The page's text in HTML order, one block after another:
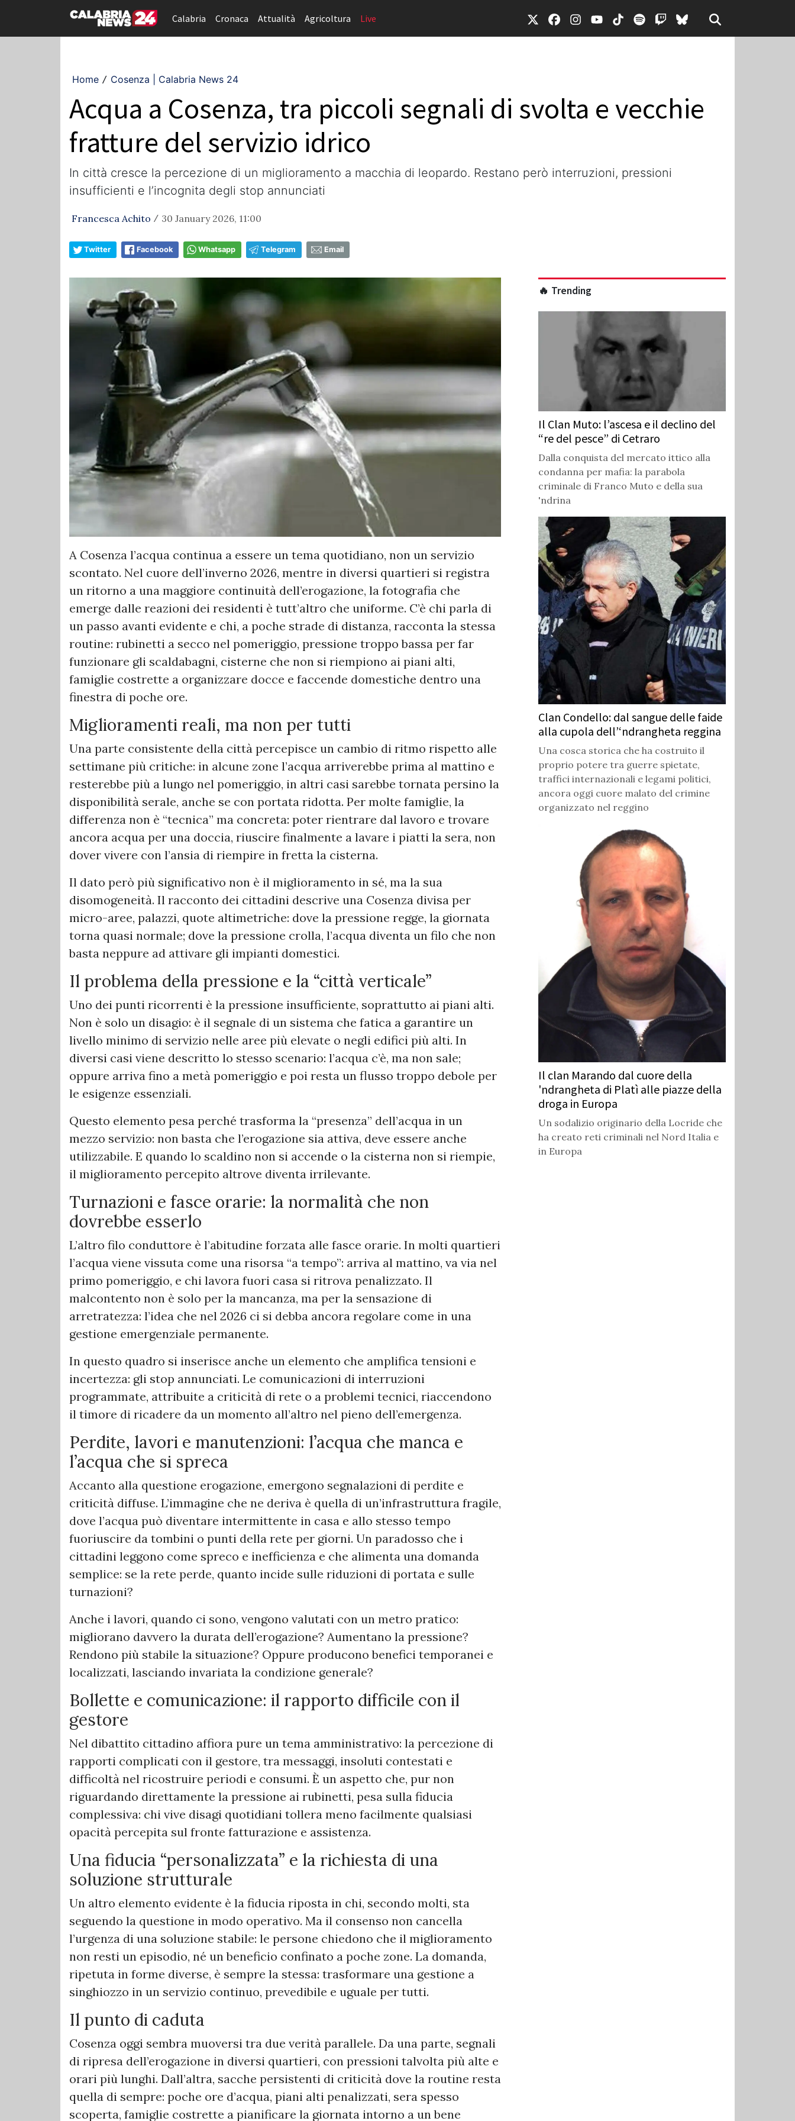
Calabria Cronaca Attualità Agricoltura Live
Home / Cosenza | Calabria News 24
Acqua a Cosenza, tra piccoli segnali di svolta e vecchie
fratture del servizio idrico
In città cresce la percezione di un miglioramento a macchia di leopardo. Restano però interruzioni, pressioni
insufficienti e l’incognita degli stop annunciati
Francesca Achito / 30 January 2026, 11:00
Twitter Facebook Whatsapp Telegram Email
A Cosenza l’acqua continua a essere un tema quotidiano, non un servizio
scontato. Nel cuore dell’inverno 2026, mentre in diversi quartieri si registra
un ritorno a una maggiore continuità dell’erogazione, la fotografia che
emerge dalle reazioni dei residenti è tutt’altro che uniforme. C’è chi parla di
un passo avanti evidente e chi, a poche strade di distanza, racconta la stessa
routine: rubinetti a secco nel pomeriggio, pressione troppo bassa per far
funzionare gli scaldabagni, cisterne che non si riempiono ai piani alti,
famiglie costrette a organizzare docce e faccende domestiche dentro una
finestra di poche ore.
Miglioramenti reali, ma non per tutti
Una parte consistente della città percepisce un cambio di ritmo rispetto alle
settimane più critiche: in alcune zone l’acqua arriverebbe prima al mattino e
resterebbe più a lungo nel pomeriggio, in altri casi sarebbe tornata persino la
disponibilità serale, anche se con portata ridotta. Per molte famiglie, la
differenza non è “tecnica” ma concreta: poter rientrare dal lavoro e trovare
ancora acqua per una doccia, riuscire finalmente a lavare i piatti la sera, non
dover vivere con l’ansia di riempire in fretta la cisterna.
Il dato però più significativo non è il miglioramento in sé, ma la sua
disomogeneità. Il racconto dei cittadini descrive una Cosenza divisa per
micro-aree, palazzi, quote altimetriche: dove la pressione regge, la giornata
torna quasi normale; dove la pressione crolla, l’acqua diventa un filo che non
basta neppure ad attivare gli impianti domestici.
Il problema della pressione e la “città verticale”
Uno dei punti ricorrenti è la pressione insufficiente, soprattutto ai piani alti.
Non è solo un disagio: è il segnale di un sistema che fatica a garantire un
livello minimo di servizio nelle aree più elevate o negli edifici più alti. In
diversi casi viene descritto lo stesso scenario: l’acqua c’è, ma non sale;
oppure arriva fino a metà pomeriggio e poi resta un flusso troppo debole per
le esigenze essenziali.
Questo elemento pesa perché trasforma la “presenza” dell’acqua in un
mezzo servizio: non basta che l’erogazione sia attiva, deve essere anche
utilizzabile. E quando lo scaldino non si accende o la cisterna non si riempie,
il miglioramento percepito altrove diventa irrilevante.
Turnazioni e fasce orarie: la normalità che non
dovrebbe esserlo
L’altro filo conduttore è l’abitudine forzata alle fasce orarie. In molti quartieri
l’acqua viene vissuta come una risorsa “a tempo”: arriva al mattino, va via nel
primo pomeriggio, e chi lavora fuori casa si ritrova penalizzato. Il
malcontento non è solo per la mancanza, ma per la sensazione di
arretratezza: l’idea che nel 2026 ci si debba ancora regolare come in una
gestione emergenziale permanente.
In questo quadro si inserisce anche un elemento che amplifica tensioni e
incertezza: gli stop annunciati. Le comunicazioni di interruzioni
programmate, attribuite a criticità di rete o a problemi tecnici, riaccendono
il timore di ricadere da un momento all’altro nel pieno dell’emergenza.
Perdite, lavori e manutenzioni: l’acqua che manca e
l’acqua che si spreca
Accanto alla questione erogazione, emergono segnalazioni di perdite e
criticità diffuse. L’immagine che ne deriva è quella di un’infrastruttura fragile,
dove l’acqua può diventare intermittente in casa e allo stesso tempo
fuoriuscire da tombini o punti della rete per giorni. Un paradosso che i
cittadini leggono come spreco e inefficienza e che alimenta una domanda
semplice: se la rete perde, quanto incide sulle riduzioni di portata e sulle
turnazioni?
Anche i lavori, quando ci sono, vengono valutati con un metro pratico:
migliorano davvero la durata dell’erogazione? Aumentano la pressione?
Rendono più stabile la situazione? Oppure producono benefici temporanei e
localizzati, lasciando invariata la condizione generale?
Bollette e comunicazione: il rapporto difficile con il
gestore
Nel dibattito cittadino affiora pure un tema amministrativo: la percezione di
rapporti complicati con il gestore, tra messaggi, insoluti contestati e
difficoltà nel ricostruire periodi e consumi. È un aspetto che, pur non
riguardando direttamente la pressione ai rubinetti, pesa sulla fiducia
complessiva: chi vive disagi quotidiani tollera meno facilmente qualsiasi
opacità percepita sul fronte fatturazione e assistenza.
Una fiducia “personalizzata” e la richiesta di una
soluzione strutturale
Un altro elemento evidente è la fiducia riposta in chi, secondo molti, sta
seguendo la questione in modo operativo. Ma il consenso non cancella
l’urgenza di una soluzione stabile: le persone chiedono che il miglioramento
non resti un episodio, né un beneficio confinato a poche zone. La domanda,
ripetuta in forme diverse, è sempre la stessa: trasformare una gestione a
singhiozzo in un servizio continuo, prevedibile e uguale per tutti.
Il punto di caduta
Cosenza oggi sembra muoversi tra due verità parallele. Da una parte, segnali
di ripresa dell’erogazione in diversi quartieri, con pressioni talvolta più alte e
orari più lunghi. Dall’altra, sacche persistenti di criticità dove la routine resta
quella di sempre: poche ore d’acqua, piani alti penalizzati, sera spesso
scoperta, famiglie costrette a pianificare la giornata intorno a un bene
🔥 Trending
Il Clan Muto: l’ascesa e il declino del
“re del pesce” di Cetraro
Dalla conquista del mercato ittico alla
condanna per mafia: la parabola
criminale di Franco Muto e della sua
'ndrina
Clan Condello: dal sangue delle faide
alla cupola dell’‘ndrangheta reggina
Una cosca storica che ha costruito il
proprio potere tra guerre spietate,
traffici internazionali e legami politici,
ancora oggi cuore malato del crimine
organizzato nel reggino
Il clan Marando dal cuore della
'ndrangheta di Platì alle piazze della
droga in Europa
Un sodalizio originario della Locride che
ha creato reti criminali nel Nord Italia e
in Europa